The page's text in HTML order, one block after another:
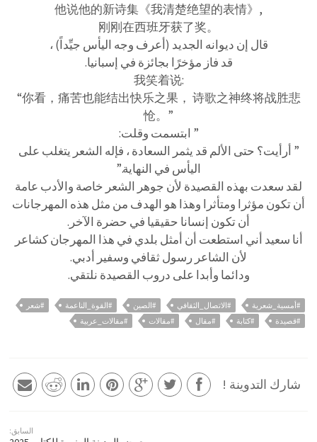
他说他的新诗集《我清楚绝望的表情》,
刚刚在西班牙获了奖。
قال إن ديوانه الجديد (أعرف وجه اليأس جيِّداً) ،
قد فاز مؤخرًا بجائزة في إسبانيا.
我笑着说:
“你看，痛苦也能结出快乐之果， 诗歌之神终将战胜悲
怆。”
” ابتسمت وقلت:
” أرأيت؟ حتى الألم قد يثمر السعادة ، فإله الشعر يتغلب على
اليأس في النهاية.”
لقد سعدت بهذه القصيدة لأن جوهر الشعر خاصة والأدب عامة
أن تكون مؤثرا ومتأثرا وهذا هو الهدف من مثل هذه المهرجانات
أن تكون إنسانا حقيقيا في حضرة الآخر.
أنا سعيد أني استطعت أن أمثل بلدي في هذا المهرجان كشاعر
لأن الشاعر رسول ثقافي وسفير أدبي.
ودائما وأبدا على دروب القصيدة نلتقي.
#أمسية_شعرية #الاتصال_الثقافي #الصين #القوة_الناعمة
#شعر
#قصيدة
#كتابة #مقال #مقالات #مقالات_عربية
شارك التدوينة !
السابق: